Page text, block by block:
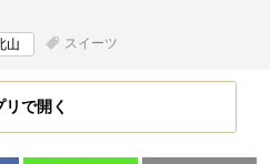
山 スイーツ
リで開く